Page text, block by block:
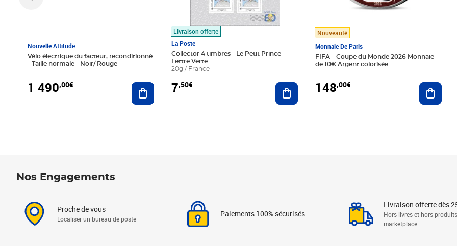
Nouvelle Attitude
Vélo électrique du facteur, reconditionné
- Taille normale - Noir/ Rouge
1 490,00€ Ajouter au panier
Livraison offerte
La Poste
Collector 4 timbres - Le Petit Prince -
Lettre Verte
20g / France
7,50€ Ajouter au panier
Nouveauté
Monnaie De Paris
FIFA – Coupe du Monde 2026 Monnaie
de 10€ Argent colorisée
148,00€
Nos Engagements
Proche de vous
Localiser un bureau de poste
Paiements 100% sécurisés
Livraison offerte dès
Hors livres et hors produits
marketplace